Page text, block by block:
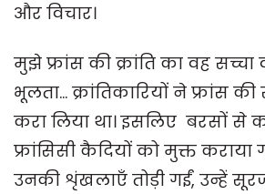
और विचार।
मुझे फ्रांस की क्रांति का वह सच्चा
भूलता... क्रांतिकारियों ने फ्रांस की
करा लिया था। इसलिए बरसों से
फ्रांसिसी कैदियों को मुक्त कराया
उनकी शृंखलाएँ तोड़ी गईं, उन्हें